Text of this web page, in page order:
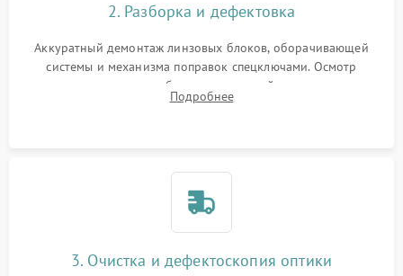
2. Разборка и дефектовка
Аккуратный демонтаж линзовых блоков, оборачивающей
системы и механизма поправок спецключами. Осмотр
внутренних резьбовых соединений, пружин и
уплотнительных колец. Поиск причин люфта, смещения
Подробнее
3. Очистка и дефектоскопия оптики